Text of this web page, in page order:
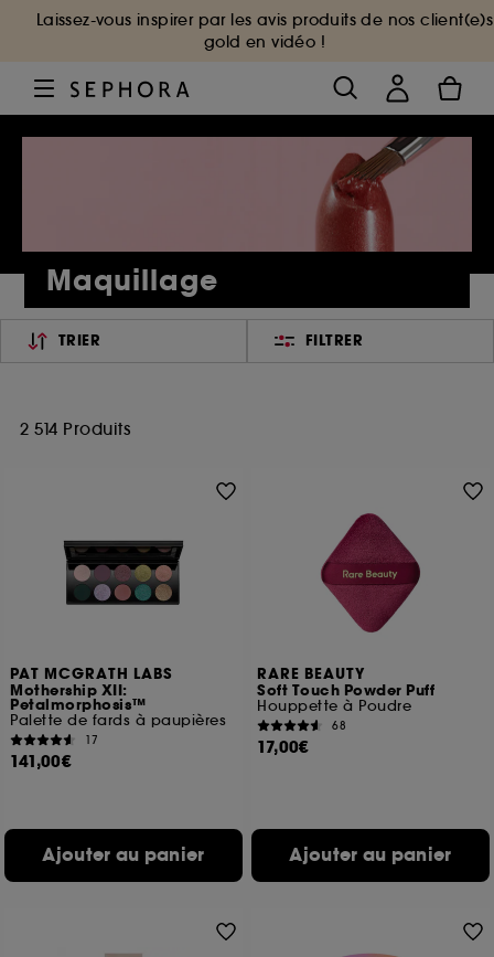
Laissez-vous inspirer par les avis produits de nos client(e)s
gold en vidéo !
Maquillage
TRIER FILTRER
2 514 Produits
PAT MCGRATH LABS
Mothership XII:
Petalmorphosis™
Palette de fards à paupières
17
141,00€
Ajouter au panier
RARE BEAUTY
Soft Touch Powder Puff
Houppette à Poudre
68
17,00€
Ajouter au panier